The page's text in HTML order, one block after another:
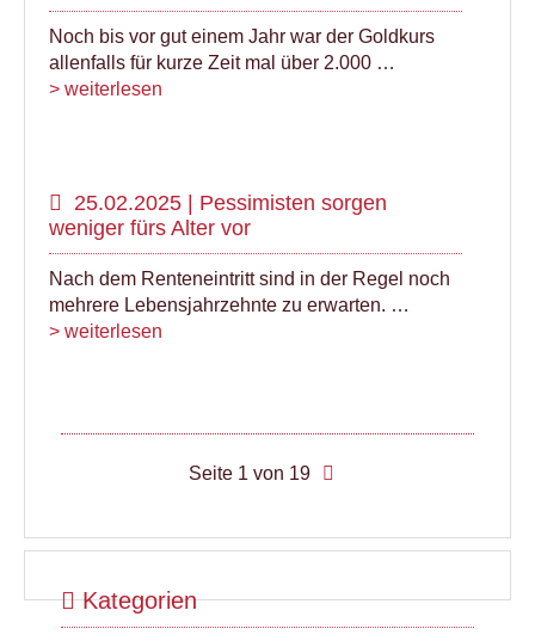
Noch bis vor gut einem Jahr war der Goldkurs
allenfalls für kurze Zeit mal über 2.000 …
> weiterlesen
25.02.2025 | Pessimisten sorgen
weniger fürs Alter vor
Nach dem Renteneintritt sind in der Regel noch
mehrere Lebensjahrzehnte zu erwarten. …
> weiterlesen
Seite 1 von 19
Kategorien